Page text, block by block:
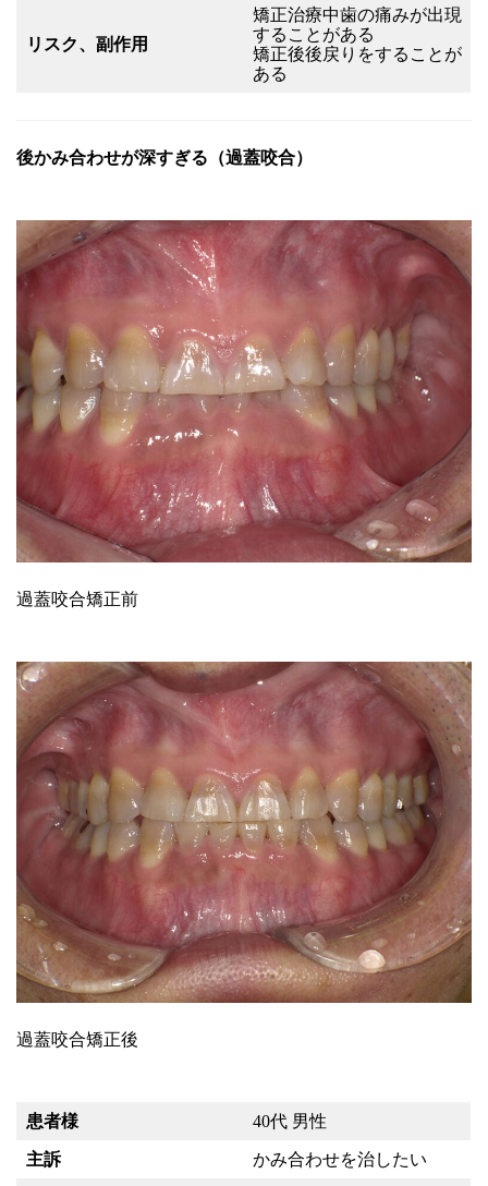
リスク、副作用
矯正治療中歯の痛みが出現
することがある
矯正後後戻りをすることが
ある
後かみ合わせが深すぎる（過蓋咬合）
過蓋咬合矯正前
過蓋咬合矯正後
患者様 40代 男性
主訴 かみ合わせを治したい